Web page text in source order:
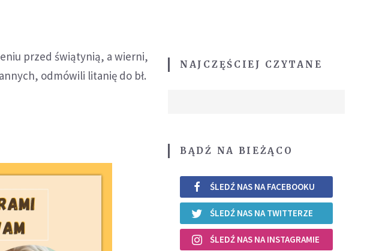
przed świątynią, a wierni,
odmówili litanię do bł.
NAJCZĘŚCIEJ CZYTANE
BĄDŹ NA BIEŻĄCO
ŚLEDŹ NAS NA FACEBOOKU
ŚLEDŹ NAS NA TWITTERZE
ŚLEDŹ NAS NA INSTAGRAMIE